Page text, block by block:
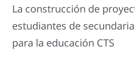
La construcción de
estudiantes de
para la educación CTS